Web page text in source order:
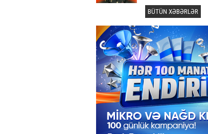
BÜTÜN XƏBƏRLƏR